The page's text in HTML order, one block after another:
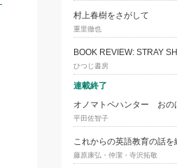
村上春樹をさがして
重里徹也
BOOK REVIEW: STRAY
ひつじ書房
連載終了
オノマトペハンター おの
平田佐智子
これからの英語教育の話を
藤原康弘・仲潔・寺沢拓敬